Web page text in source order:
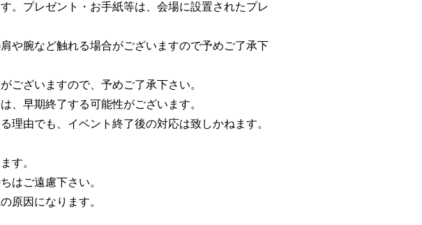
。プレゼント・お手紙等は、会場に設置されたプレ
や腕など触れる場合がございますので予めご了承下
ございますので、予めご了承下さい。
、早期終了する可能性がございます。
理由でも、イベント終了後の対応は致しかねます。
す。
はご遠慮下さい。
原因になります。